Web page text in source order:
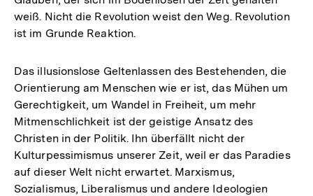
weiß. Nicht die Revolution weist den Weg. Revolution
ist im Grunde Reaktion.
Das illusionslose Geltenlassen des Bestehenden, die
Orientierung am Menschen wie er ist, das Mühen um
Gerechtigkeit, um Wandel in Freiheit, um mehr
Mitmenschlichkeit ist der geistige Ansatz des
Christen in der Politik. Ihn überfällt nicht der
Kulturpessimismus unserer Zeit, weil er das Paradies
auf dieser Welt nicht erwartet. Marxismus,
Sozialismus, Liberalismus und andere Ideologien